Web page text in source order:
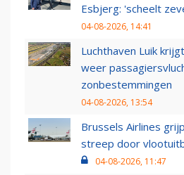
Esbjerg: 'scheelt
04-08-2026, 14:41
Luchthaven Luik
weer
zonbestemmingen
04-08-2026, 13:54
Brussels Airlines
streep door
04-08-2026, 11:47